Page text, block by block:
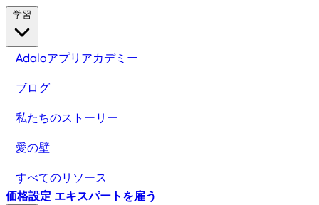
Adaloアプリアカデミー
ブログ
私たちのストーリー
愛の壁
すべてのリソース
価格設定 エキスパートを雇う